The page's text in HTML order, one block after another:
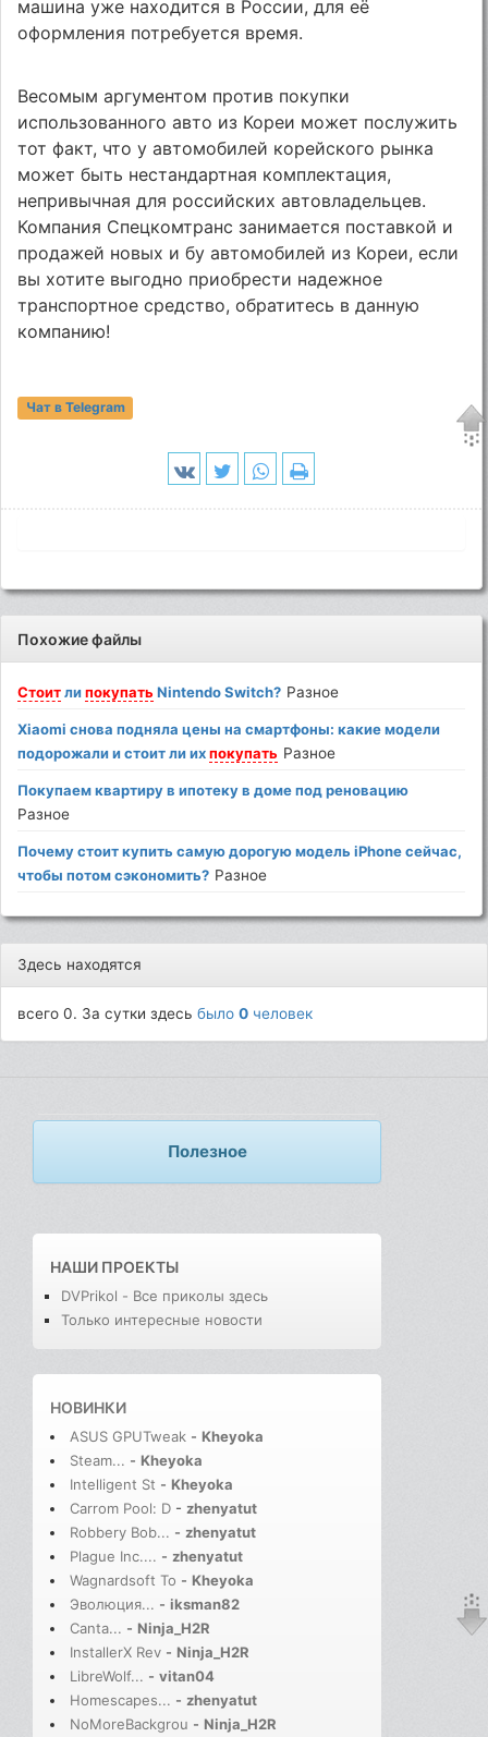
машина уже находится в России, для её
оформления потребуется время.
Весомым аргументом против покупки
использованного авто из Кореи может послужить
тот факт, что у автомобилей корейского рынка
может быть нестандартная комплектация,
непривычная для российских автовладельцев.
Компания Спецкомтранс занимается поставкой и
продажей новых и бу автомобилей из Кореи, если
вы хотите выгодно приобрести надежное
транспортное средство, обратитесь в данную
компанию!
Чат в Telegram
Похожие файлы
Стоитлипокупать Nintendo Switch? Разное
Xiaomi снова подняла цены на смартфоны: какие модели
подорожали и стоит ли ихпокупать Разное
Покупаем квартиру в ипотеку в доме под реновацию
Разное
Почему стоит купить самую дорогую модель iPhone сейчас,
чтобы потом сэкономить? Разное
Здесь находятся
всего 0. За сутки здесьбыло0 человек
Полезное
НАШИ ПРОЕКТЫ
DVPrikol - Все приколы здесь
Только интересные новости
НОВИНКИ
ASUS GPUTweak - Kheyoka
Steam... - Kheyoka
Intelligent St - Kheyoka
Carrom Pool: D - zhenyatut
Robbery Bob... - zhenyatut
Plague Inc.... - zhenyatut
Wagnardsoft To - Kheyoka
Эволюция... - iksman82
Canta... - Ninja_H2R
InstallerX Rev - Ninja_H2R
LibreWolf... - vitan04
Homescapes... - zhenyatut
NoMoreBackgrou - Ninja_H2R